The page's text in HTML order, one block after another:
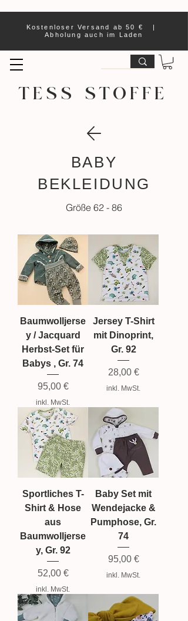
Kostenloser Versand ab 50 € |
Abholung auch im Laden
TESS STOFFE
BABY
BEKLEIDUNG
Größe 62 - 86
Baumwolljerse
y / Jacquard
Herbst-Set für
Babys , Gr. 74
Preis
95,00 €
inkl. MwSt.
Jersey T-Shirt
mit Dinoprint,
Gr. 92
Preis
28,00 €
inkl. MwSt.
Sportliches T-
Shirt & Hose
aus
Baumwolljerse
y, Gr. 92
Preis
52,00 €
inkl. MwSt.
Baby Set mit
Wendejacke &
Pumphose, Gr.
74
Preis
95,00 €
inkl. MwSt.